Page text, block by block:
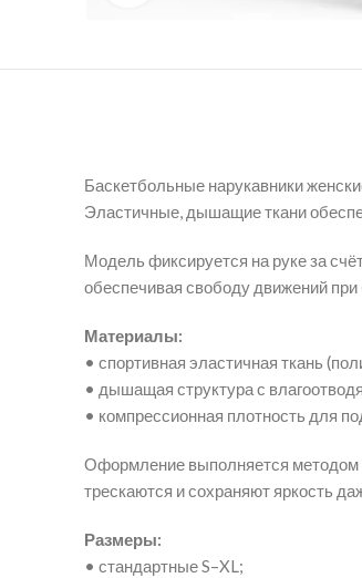
Баскетбольные нарукавники
Эластичные, дышащие ткани
Модель фиксируется на руке за
обеспечивая свободу движений
Материалы:
• спортивная эластичная ткань
• дышащая структура с
• компрессионная плотность для
Оформление выполняется методом
трескаются и сохраняют яркость
Размеры:
• стандартные S–XL;